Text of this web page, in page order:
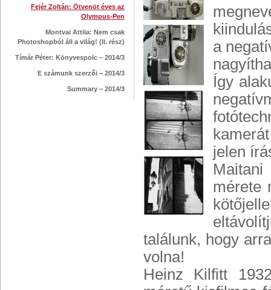
Fejér Zoltán: Ötvenöt éves az
Olympus-Pen
Montvai Attila: Nem csak
Photoshopból áll a világ! (II. rész)
Tímár Péter: Könyvespolc – 2014/3
E számunk szerzői – 2014/3
Summary – 2014/3
a
Így
jelen
mérete
találunk, hogy
volna!
Heinz Kilfitt